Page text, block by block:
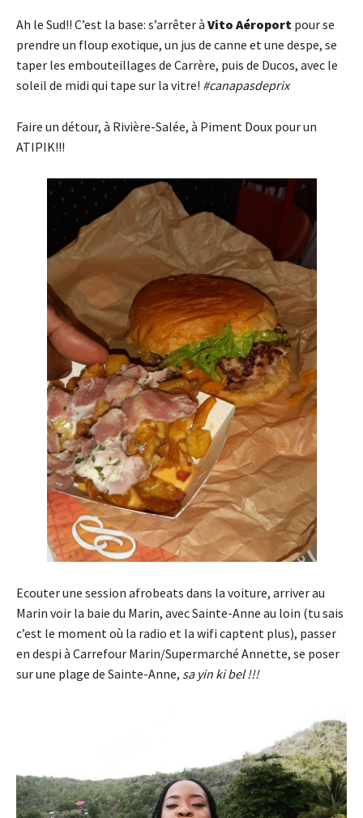
Ah le Sud!! C’est la base: s’arrêter à Vito Aéroport pour se
prendre un floup exotique, un jus de canne et une despe, se
taper les embouteillages de Carrère, puis de Ducos, avec le
soleil de midi qui tape sur la vitre! #canapasdeprix
Faire un détour, à Rivière-Salée, à Piment Doux pour un
ATIPIK!!!
Ecouter une session afrobeats dans la voiture, arriver au
Marin voir la baie du Marin, avec Sainte-Anne au loin (tu sais
c’est le moment où la radio et la wifi captent plus), passer
en despi à Carrefour Marin/Supermarché Annette, se poser
sur une plage de Sainte-Anne, sa yin ki bel !!!